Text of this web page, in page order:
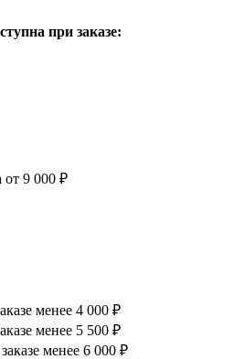
при заказе:
9 000 ₽
менее 4 000 ₽
менее 5 500 ₽
менее 6 000 ₽